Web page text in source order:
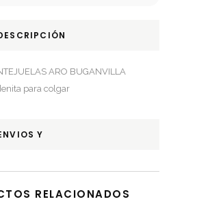
ARO BUGANVILLA
para colgar
Y
RELACIONADOS